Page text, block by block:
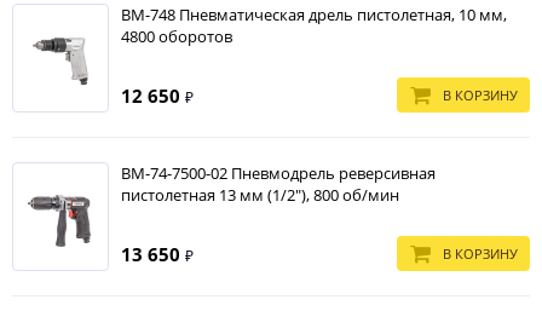
BM-748 Пневматическая дрель пистолетная, 10 мм,
4800 оборотов
12 650 ₽ В КОРЗИНУ
BM-74-7500-02 Пневмодрель реверсивная
пистолетная 13 мм (1/2"), 800 об/мин
13 650 ₽ В КОРЗИНУ